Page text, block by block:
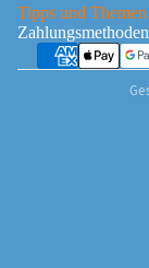
Tipps und Themen
Zahlungsmethoden
Kontaktinformationen
Impressum